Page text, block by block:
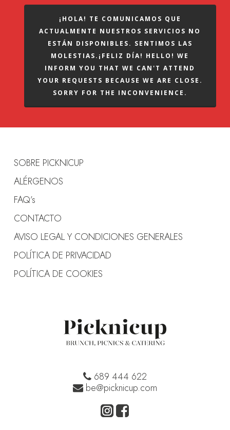
¡HOLA! TE COMUNICAMOS QUE
ACTUALMENTE NUESTROS SERVICIOS NO
ESTÁN DISPONIBLES. SENTIMOS LAS
MOLESTIAS.¡FELIZ DÍA! HELLO! WE
INFORM YOU THAT WE CAN'T ATTEND
YOUR REQUESTS BECAUSE WE ARE CLOSE.
SORRY FOR THE INCONVENIENCE.
SOBRE PICKNICUP
ALÉRGENOS
FAQ’s
CONTACTO
AVISO LEGAL Y CONDICIONES GENERALES
POLÍTICA DE PRIVACIDAD
POLÍTICA DE COOKIES
689 444 622
be@picknicup.com